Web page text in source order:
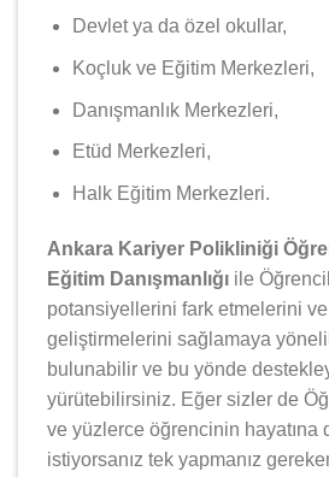
Devlet ya da özel okullar,
Koçluk ve Eğitim Merkezleri,
Danışmanlık Merkezleri,
Etüd Merkezleri,
Halk Eğitim Merkezleri.
Ankara Kariyer Polikliniği
Eğitim Danışmanlığı ile
potansiyellerini fark etmelerini
geliştirmelerini sağlamaya
bulunabilir ve bu yönde
yürütebilirsiniz. Eğer sizler de
ve yüzlerce öğrencinin hayatına
istiyorsanız tek yapmanız